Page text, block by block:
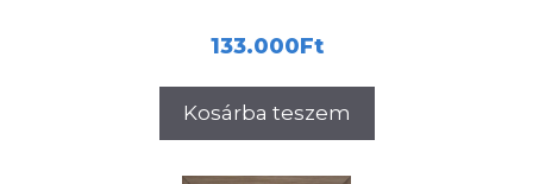
133.000Ft
Kosárba teszem